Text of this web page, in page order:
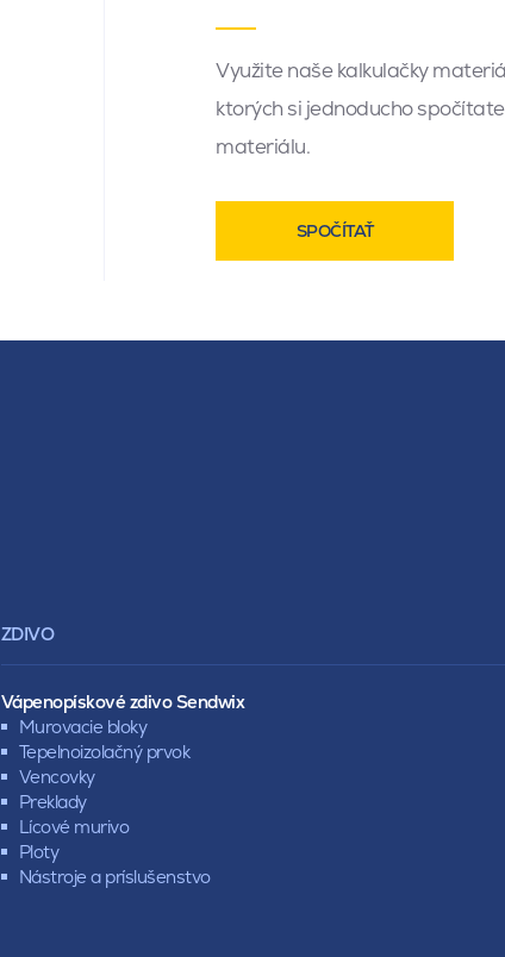
Využite naše kalkulačky
ktorých si jednoducho
materiálu.
SPOČÍTAŤ
ZDIVO
Vápenopískové zdivo Sendwix
Murovacie bloky
Tepelnoizolačný prvok
Vencovky
Preklady
Lícové murivo
Ploty
Nástroje a príslušenstvo